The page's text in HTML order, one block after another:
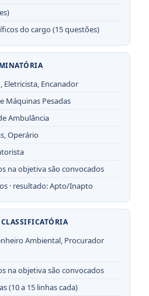
do cargo (15 questões)
Eletricista, Encanador
Máquinas Pesadas
Ambulância
Operário
na objetiva são convocados
· resultado: Apto/Inapto
Ambiental, Procurador
na objetiva são convocados
(10 a 15 linhas cada)